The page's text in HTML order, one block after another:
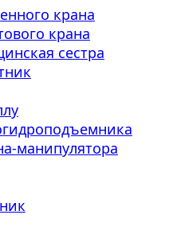
крана
крана
сестра
манипулятора